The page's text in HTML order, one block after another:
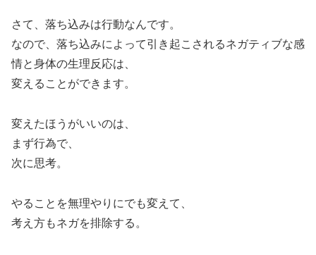
さて、落ち込みは行動なんです。
なので、落ち込みによって引き起こされるネガティブな感
情と身体の生理反応は、
変えることができます。
変えたほうがいいのは、
まず行為で、
次に思考。
やることを無理やりにでも変えて、
考え方もネガを排除する。